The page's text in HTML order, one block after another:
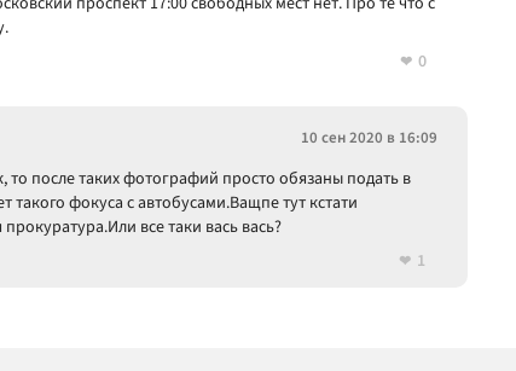
0
10 сен 2020 в 16:09
то после таких фотографий просто обязаны подать в
такого фокуса с автобусами.Ващпе тут кстати
все таки вась вась?
1